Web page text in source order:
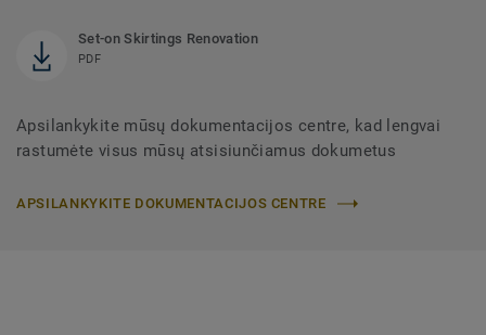
Set-on Skirtings Renovation
PDF
Apsilankykite mūsų dokumentacijos centre, kad lengvai
rastumėte visus mūsų atsisiunčiamus dokumetus
APSILANKYKITE DOKUMENTACIJOS CENTRE